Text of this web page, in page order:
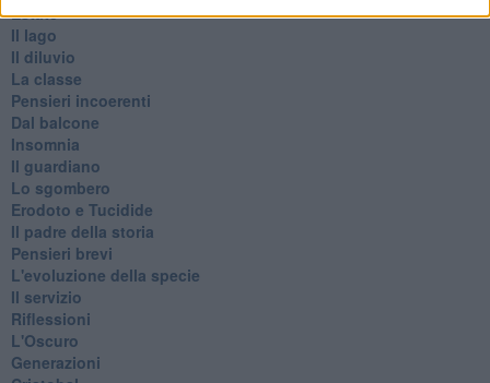
Estate
Il lago
Il diluvio
La classe
Pensieri incoerenti
Dal balcone
Insomnia
Il guardiano
Lo sgombero
Erodoto e Tucidide
Il padre della storia
Pensieri brevi
L'evoluzione della specie
Il servizio
Riflessioni
L'Oscuro
Generazioni